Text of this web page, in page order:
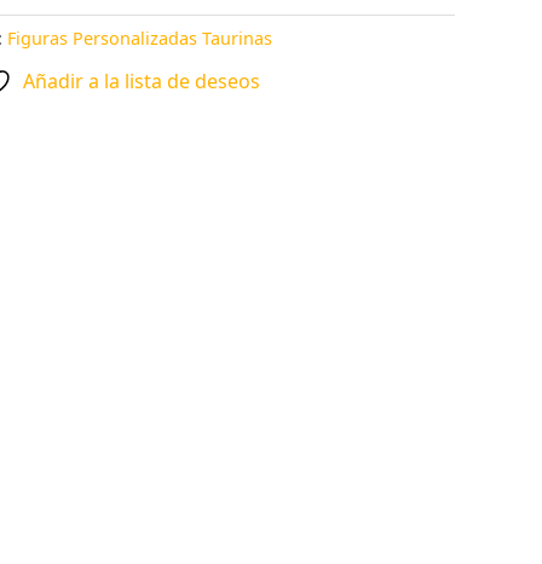
Figuras Personalizadas Taurinas
Añadir a la lista de deseos